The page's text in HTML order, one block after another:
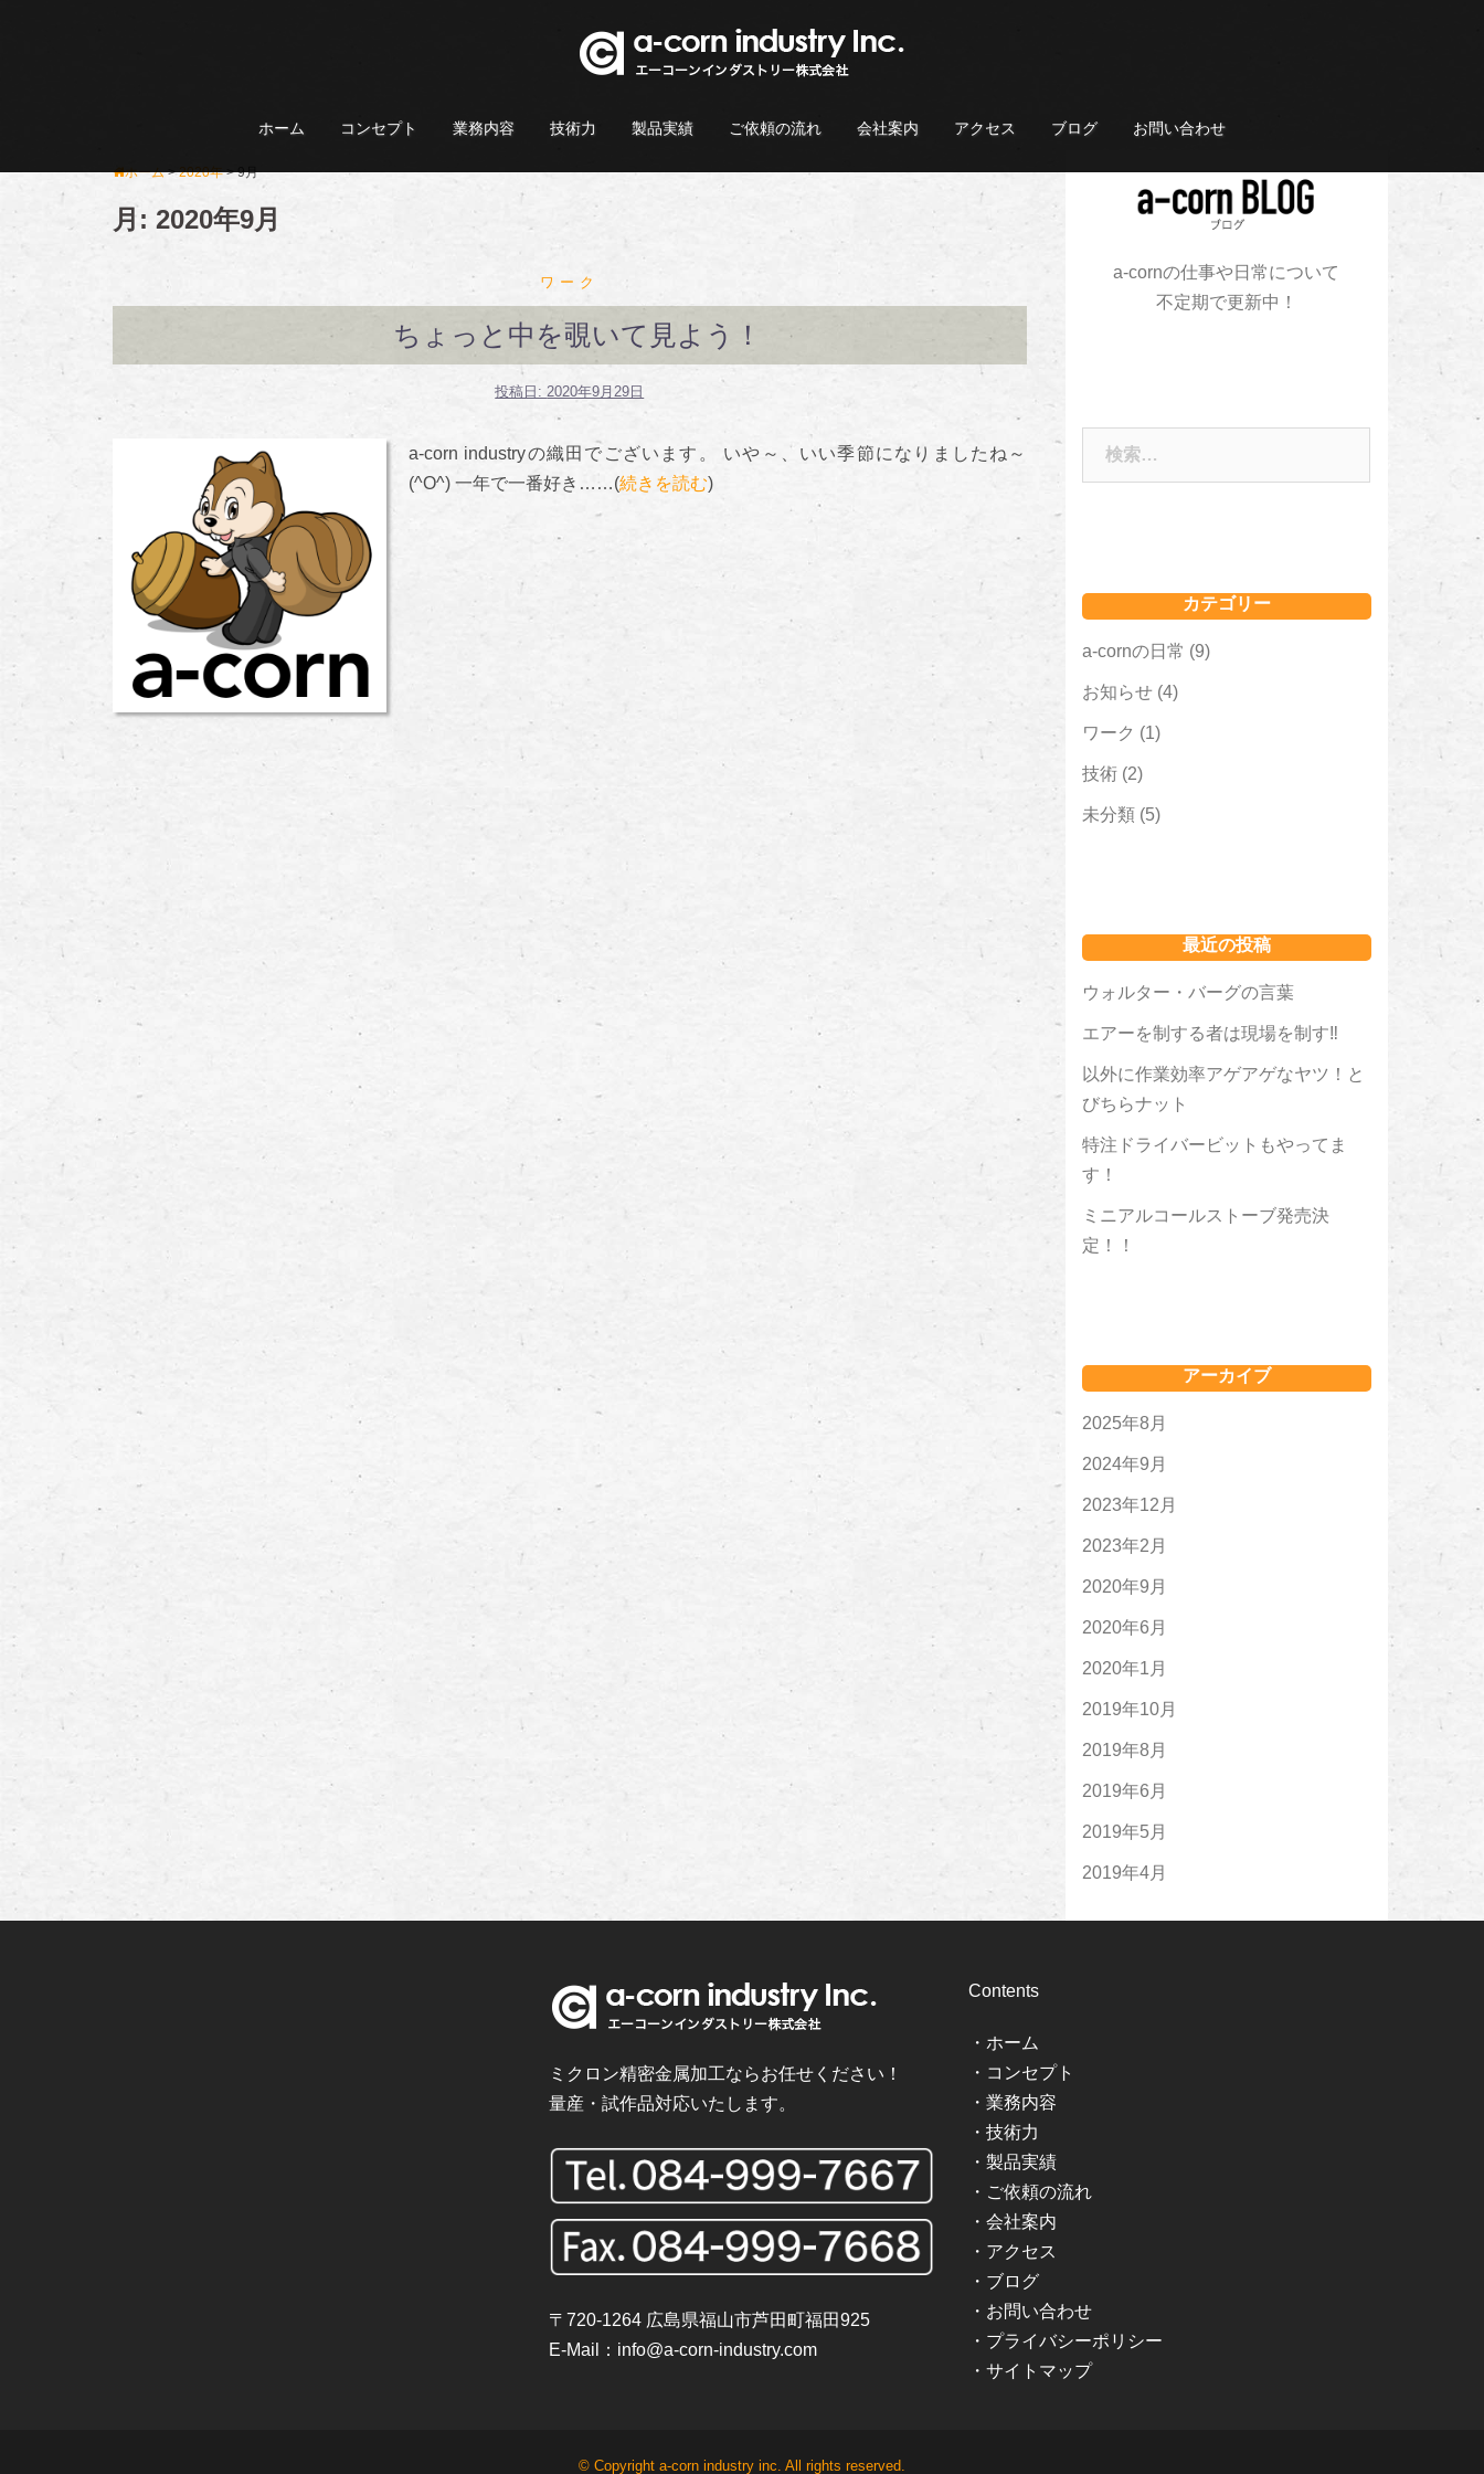
プ
ホーム コンセプト 業務内容 技術力 製品実績 ご依頼の流れ 会社案内 アクセス ブログ お問い合わせ
ホーム>2020年>9月
月: 2020年9月
ワーク
ちょっと中を覗いて見よう！
投稿日:2020年9月29日
a-corn industryの織田でございます。 いや～、いい季節になりましたね～
(^O^) 一年で一番好き……(続きを読む)
a-cornの仕事や日常について
不定期で更新中！
カテゴリー
a-cornの日常 (9)
お知らせ(4)
ワーク (1)
技術(2)
未分類(5)
最近の投稿
ウォルター・バーグの言葉
エアーを制する者は現場を制す‼
以外に作業効率アゲアゲなヤツ！と
びちらナット
特注ドライバービットもやってま
す！
ミニアルコールストーブ発売決
定！！
アーカイブ
2025年8月
2024年9月
2023年12月
2023年2月
2020年9月
2020年6月
2020年1月
2019年10月
2019年8月
2019年6月
2019年5月
2019年4月
ミクロン精密金属加工ならお任せください！
量産・試作品対応いたします。
〒720-1264 広島県福山市芦田町福田925
E-Mail： info@a-corn-industry.com
Contents
・ ホーム
・ コンセプト
・ 業務内容
・ 技術力
・ 製品実績
・ ご依頼の流れ
・ 会社案内
・ アクセス
・ ブログ
・ お問い合わせ
・ プライバシーポリシー
・ サイトマップ
© Copyright a-corn industry inc. All rights reserved.